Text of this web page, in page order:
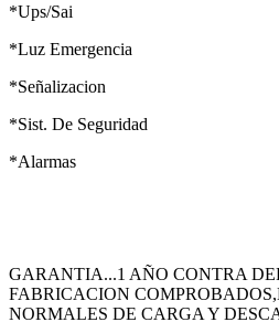
*Ups/Sai
*Luz Emergencia
*Señalizacion
*Sist. De Seguridad
*Alarmas
GARANTIA...1 AÑO CONTRA
FABRICACION
NORMALES DE CARGA Y